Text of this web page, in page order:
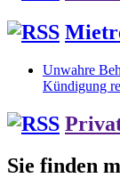
Unwahre
Kündigung
Sie finden